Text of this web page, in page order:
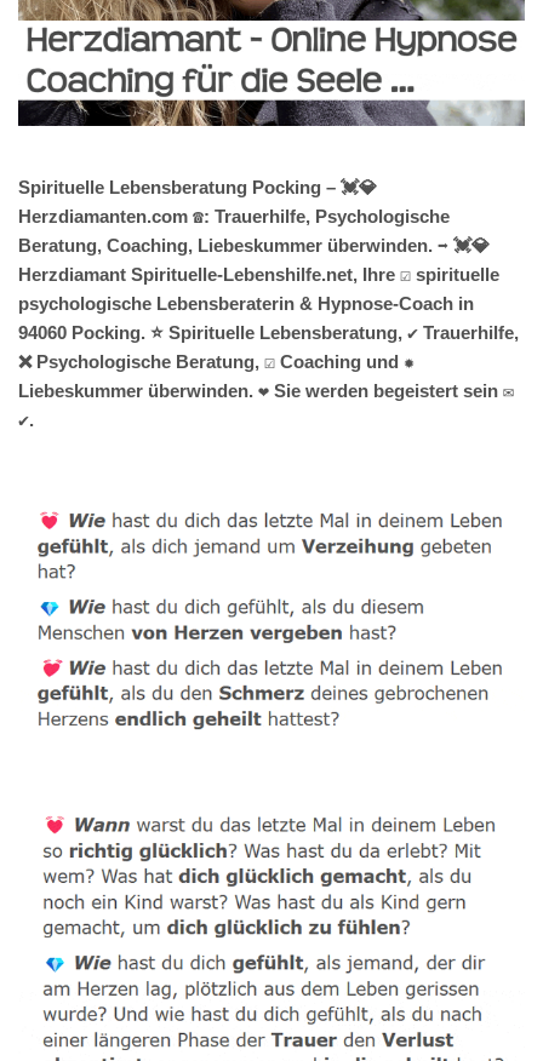
Spirituelle Lebensberatung Pocking – 💓️💎
Herzdiamanten.com ☎️: Trauerhilfe, Psychologische
Beratung, Coaching, Liebeskummer überwinden. ➡️ 💓️💎
Herzdiamant Spirituelle-Lebenshilfe.net, Ihre ☑️ spirituelle
psychologische Lebensberaterin & Hypnose-Coach in
94060 Pocking. ⭐ Spirituelle Lebensberatung, ✔️ Trauerhilfe,
❌ Psychologische Beratung, ☑️ Coaching und ✹
Liebeskummer überwinden. ❤ Sie werden begeistert sein ✉
✔.